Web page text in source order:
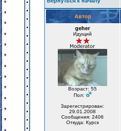
Автор
geher
Идущий
Возраст: 55
Пол:
Зарегистрирован:
29.01.2008
Сообщения: 2406
Откуда: Курск